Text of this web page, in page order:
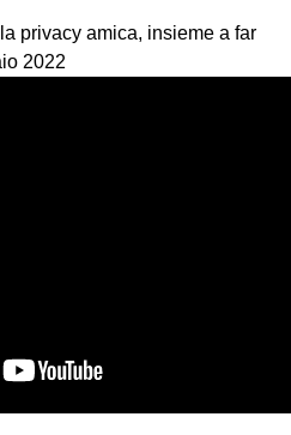
privacy amica, insieme a far
2022